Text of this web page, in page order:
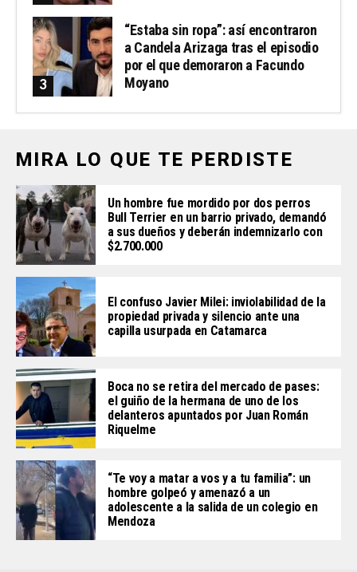
“Estaba sin ropa”: así encontraron
a Candela Arizaga tras el episodio
por el que demoraron a Facundo
Moyano
MIRA LO QUE TE PERDISTE
Un hombre fue mordido por dos perros
Bull Terrier en un barrio privado, demandó
a sus dueños y deberán indemnizarlo con
$2.700.000
El confuso Javier Milei: inviolabilidad de la
propiedad privada y silencio ante una
capilla usurpada en Catamarca
Boca no se retira del mercado de pases:
el guiño de la hermana de uno de los
delanteros apuntados por Juan Román
Riquelme
“Te voy a matar a vos y a tu familia”: un
hombre golpeó y amenazó a un
adolescente a la salida de un colegio en
Mendoza